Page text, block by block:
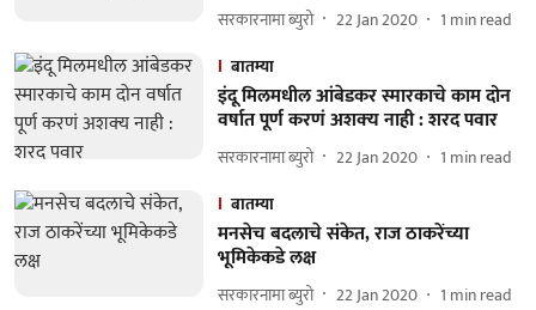
सरकारनामा ब्युरो 22 Jan 2020 1 min read
बातम्या
इंदू मिलमधील आंबेडकर स्मारकाचे काम दोन
वर्षात पूर्ण करणं अशक्‍य नाही : शरद पवार
सरकारनामा ब्युरो 22 Jan 2020 1 min read
बातम्या
मनसेच बदलाचे संकेत, राज ठाकरेंच्या
भूमिकेकडे लक्ष
सरकारनामा ब्युरो 22 Jan 2020 1 min read